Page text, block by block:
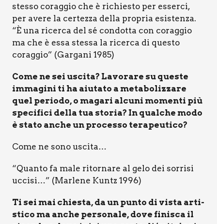
stes­so corag­gio che è richie­sto per esser­ci,
per ave­re la cer­tez­za del­la pro­pria esi­sten­za.
“È una ricer­ca del sé con­dot­ta con corag­gio
ma che è essa stes­sa la ricer­ca di que­sto
corag­gio” (Gar­ga­ni 1985)
Come ne sei usci­ta? Lavo­ra­re su que­ste
imma­gi­ni ti ha aiu­ta­to a meta­bo­liz­za­re
quel perio­do, o maga­ri alcu­ni momen­ti più
spe­ci­fi­ci del­la tua sto­ria? In qual­che modo
è sta­to anche un pro­ces­so tera­peu­ti­co?
Come ne sono usci­ta…
“Quan­to fa male ritor­na­re al gelo dei sor­ri­si
ucci­si…” (Mar­le­ne Kun­tz 1996)
Ti sei mai chie­sta, da un pun­to di vista arti­
sti­co ma anche per­so­na­le, dove fini­sca il